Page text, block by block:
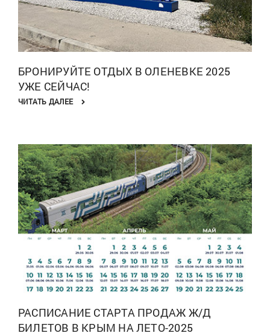
БРОНИРУЙТЕ ОТДЫХ В ОЛЕНЕВКЕ 2025
УЖЕ СЕЙЧАС!
ЧИТАТЬ ДАЛЕЕ
РАСПИСАНИЕ СТАРТА ПРОДАЖ Ж/Д
БИЛЕТОВ В КРЫМ НА ЛЕТО-2025